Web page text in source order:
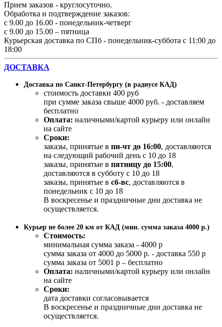
Прием заказов - круглосуточно.
Обработка и подтверждение заказов:
с 9.00 до 16.00 - понедельник-четверг
с 9.00 до 15.00 – пятница
Курьерская доставка по СПб - понедельник-суббота с 11:00 до
18:00
ДОСТАВКА
Доставка по Санкт-Петербургу (в радиусе КАД)
стоимость доставки 400 руб
при сумме заказа свыше 4000 руб. - доставляем
бесплатно
Оплата: наличными/картой курьеру или онлайн
на сайте
Сроки:
заказы, принятые в пн-чт до 16:00, доставляются
на следующий рабочий день с 10 до 18
заказы, принятые в пятницу до 15:00,
доставляются в субботу с 10 до 18
заказы, принятые в сб-вс, доставляются в
понедельник с 10 до 18
В воскресенье и праздничные дни доставка не
осуществляется.
Курьер не более 20 км от КАД (мин. сумма заказа 4000 р.)
Стоимость:
минимальная сумма заказа - 4000 р
сумма заказа от 4000 до 5000 р. - доставка 550 р
сумма заказа от 5001 р – бесплатно
Оплата: наличными/картой курьеру или онлайн
на сайте
Сроки:
дата доставки согласовывается
В воскресенье и праздничные дни доставка не
осуществляется.